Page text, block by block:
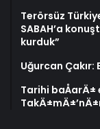
Terörsüz
SABAH’a
kurduk”
Uğurcan Çakır:
Tarihi